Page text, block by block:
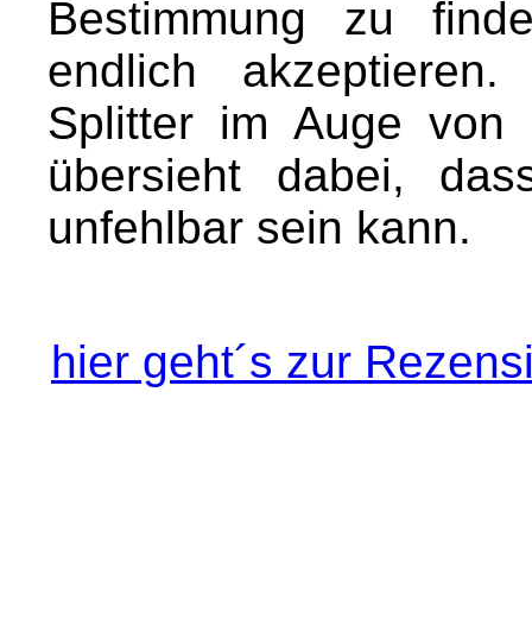
Bestimmung zu
endlich
Splitter im Auge von
übersieht dabei,
unfehlbar sein kann.
hier geht´s zur